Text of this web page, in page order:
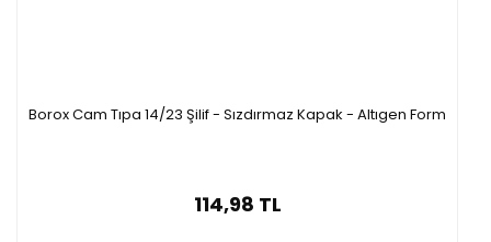
Borox Cam Tıpa 14/23 Şilif - Sızdırmaz Kapak - Altıgen Form
114,98 TL